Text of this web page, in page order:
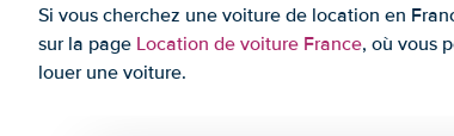
Si vous cherchez une voiture de location en
sur la page Location de voiture France, où vous
louer une voiture.